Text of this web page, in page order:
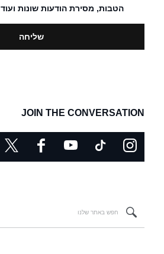
הטבות, מסירת הודעות שונות ועוד
JOIN THE CONVERSATION